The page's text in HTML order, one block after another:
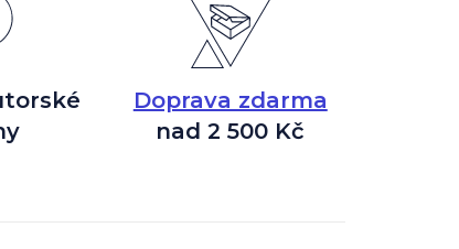
Doprava zdarma
nad 2 500 Kč